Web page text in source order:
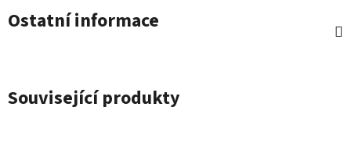
Ostatní informace
Související produkty